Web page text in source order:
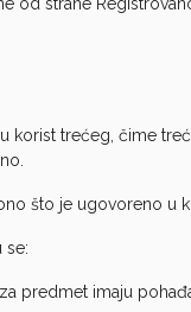
korist trećeg, čime
što je ugovoreno u
se:
predmet imaju